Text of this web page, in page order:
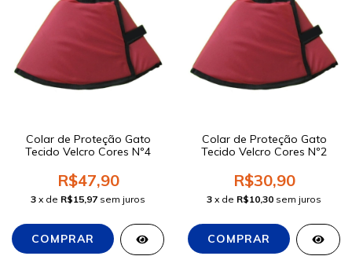
Colar de Proteção Gato
Tecido Velcro Cores Nº4
R$47,90
3 x de R$15,97 sem juros
Colar de Proteção Gato
Tecido Velcro Cores Nº2
R$30,90
3 x de R$10,30 sem juros